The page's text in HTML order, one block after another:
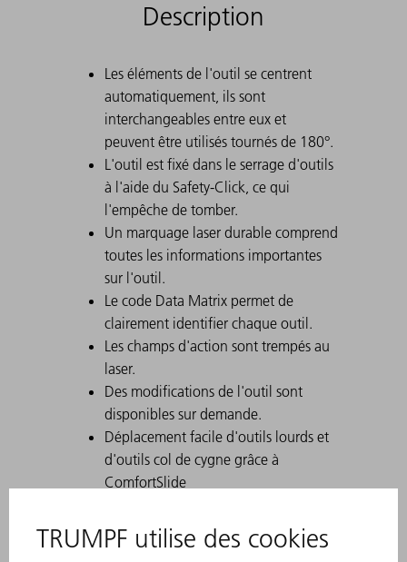
Description
Les éléments de l'outil se centrent
automatiquement, ils sont
interchangeables entre eux et
peuvent être utilisés tournés de 180°.
L'outil est fixé dans le serrage d'outils
à l'aide du Safety-Click, ce qui
l'empêche de tomber.
Un marquage laser durable comprend
toutes les informations importantes
sur l'outil.
Le code Data Matrix permet de
clairement identifier chaque outil.
Les champs d'action sont trempés au
laser.
Des modifications de l'outil sont
disponibles sur demande.
Déplacement facile d'outils lourds et
d'outils col de cygne grâce à
ComfortSlide
U grâce à un coudage prononcé
Pour les imbrications hautes, utilisez